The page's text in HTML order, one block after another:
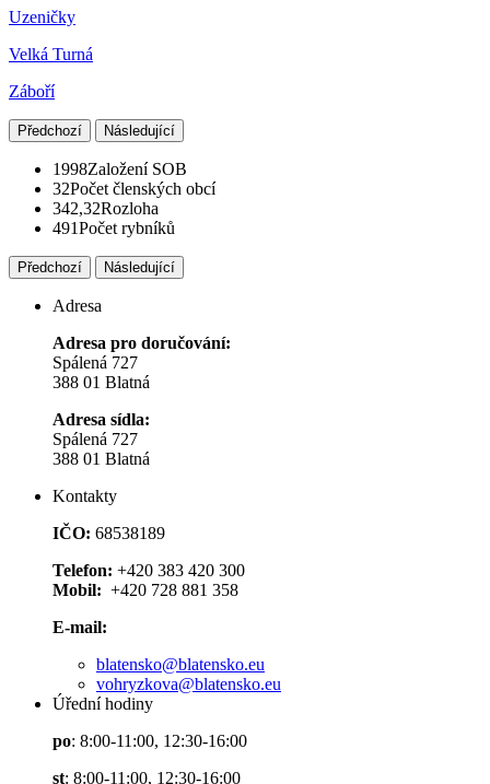
Uzeničky
Velká Turná
Záboří
Předchozí Následující
1998Založení SOB
32Počet členských obcí
342,32Rozloha
491Počet rybníků
Předchozí Následující
Adresa
Adresa pro doručování:
Spálená 727
388 01 Blatná
Adresa sídla:
Spálená 727
388 01 Blatná
Kontakty
IČO: 68538189
Telefon: +420 383 420 300
Mobil: +420 728 881 358
E-mail:
blatensko@blatensko.eu
vohryzkova@blatensko.eu
Úřední hodiny
po: 8:00-11:00, 12:30-16:00
st: 8:00-11:00, 12:30-16:00